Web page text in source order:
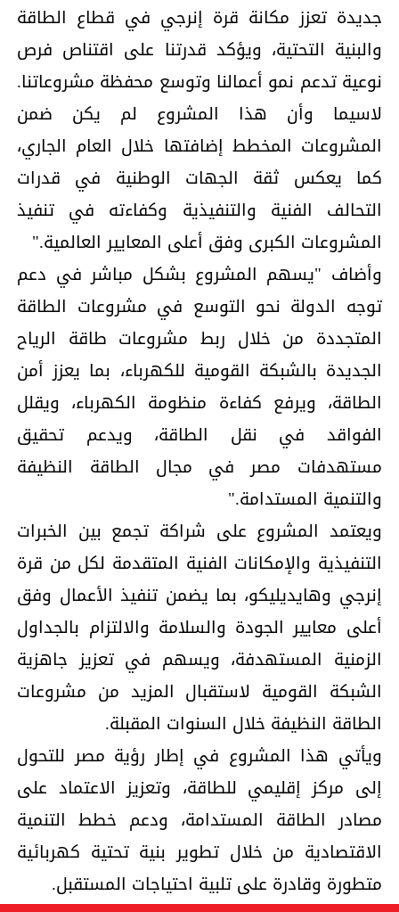
جديدة تعزز مكانة قرة إنرجي في قطاع الطاقة
والبنية التحتية، ويؤكد قدرتنا على اقتناص فرص
نوعية تدعم نمو أعمالنا وتوسع محفظة مشروعاتنا.
لاسيما وأن هذا المشروع لم يكن ضمن
المشروعات المخطط إضافتها خلال العام الجاري،
كما يعكس ثقة الجهات الوطنية في قدرات
التحالف الفنية والتنفيذية وكفاءته في تنفيذ
المشروعات الكبرى وفق أعلى المعايير العالمية."
وأضاف "يسهم المشروع بشكل مباشر في دعم
توجه الدولة نحو التوسع في مشروعات الطاقة
المتجددة من خلال ربط مشروعات طاقة الرياح
الجديدة بالشبكة القومية للكهرباء، بما يعزز أمن
الطاقة، ويرفع كفاءة منظومة الكهرباء، ويقلل
الفواقد في نقل الطاقة، ويدعم تحقيق
مستهدفات مصر في مجال الطاقة النظيفة
والتنمية المستدامة."
ويعتمد المشروع على شراكة تجمع بين الخبرات
التنفيذية والإمكانات الفنية المتقدمة لكل من قرة
إنرجي وهايديليكو، بما يضمن تنفيذ الأعمال وفق
أعلى معايير الجودة والسلامة والالتزام بالجداول
الزمنية المستهدفة، ويسهم في تعزيز جاهزية
الشبكة القومية لاستقبال المزيد من مشروعات
الطاقة النظيفة خلال السنوات المقبلة.
ويأتي هذا المشروع في إطار رؤية مصر للتحول
إلى مركز إقليمي للطاقة، وتعزيز الاعتماد على
مصادر الطاقة المستدامة، ودعم خطط التنمية
الاقتصادية من خلال تطوير بنية تحتية كهربائية
متطورة وقادرة على تلبية احتياجات المستقبل.